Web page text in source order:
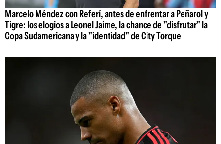
Marcelo Méndez con Referí, antes de enfrentar a Peñarol y
Tigre: los elogios a Leonel Jaime, la chance de "disfrutar" la
Copa Sudamericana y la "identidad" de City Torque